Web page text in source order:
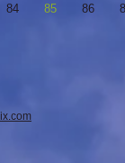
84 85 86